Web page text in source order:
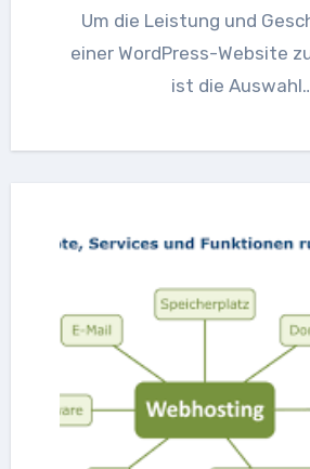
Um die Leistung und
einer WordPress-Website
ist die